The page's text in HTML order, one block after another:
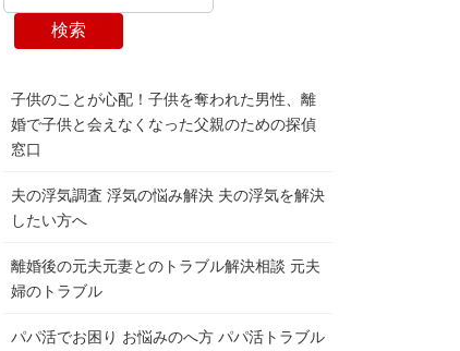
検索
子供のことが心配！子供を奪われた男性、離
婚で子供と会えなくなった父親のための探偵
窓口
夫の浮気調査 浮気の悩み解決 夫の浮気を解決
したい方へ
離婚後の元夫元妻とのトラブル解決相談 元夫
婦のトラブル
パパ活でお困り お悩みのへ方 パパ活トラブル